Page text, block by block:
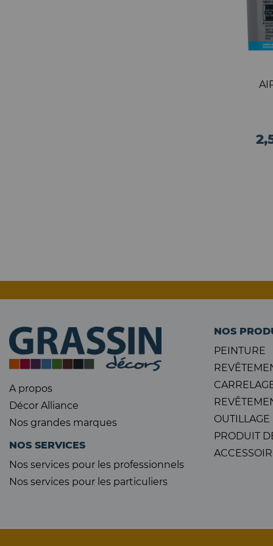
A propos
Décor Alliance
Nos grandes marques
NOS SERVICES
Nos services pour les professionnels
Nos services pour les particuliers
NOS
PEINTURE
OUTILLAGE
PRODUIT